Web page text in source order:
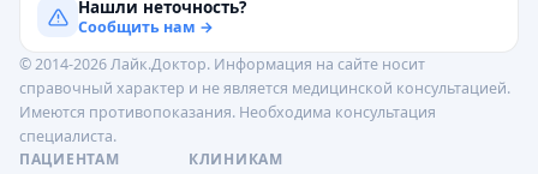
Нашли неточность?
Сообщить нам →
© 2014-2026 Лайк.Доктор. Информация на сайте носит
справочный характер и не является медицинской консультацией.
Имеются противопоказания. Необходима консультация
специалиста.
ПАЦИЕНТАМ
КЛИНИКАМ